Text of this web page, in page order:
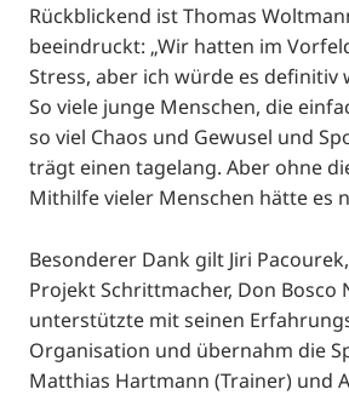
Rückblickend ist Thomas
beeindruckt: „Wir hatten im
Stress, aber ich würde es definitiv
So viele junge Menschen, die
so viel Chaos und Gewusel und
trägt einen tagelang. Aber ohne
Mithilfe vieler Menschen hätte es
Besonderer Dank gilt Jiri
Projekt Schrittmacher, Don Bosco
unterstützte mit seinen
Organisation und übernahm die
Matthias Hartmann (Trainer) und